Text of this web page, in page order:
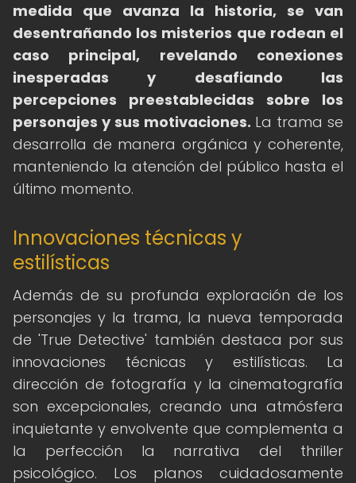
medida que avanza la historia, se van
desentrañando los misterios que rodean el
caso principal, revelando conexiones
inesperadas y desafiando las
percepciones preestablecidas sobre los
personajes y sus motivaciones. La trama se
desarrolla de manera orgánica y coherente,
manteniendo la atención del público hasta el
último momento.
Innovaciones técnicas y
estilísticas
Además de su profunda exploración de los
personajes y la trama, la nueva temporada
de 'True Detective' también destaca por sus
innovaciones técnicas y estilísticas. La
dirección de fotografía y la cinematografía
son excepcionales, creando una atmósfera
inquietante y envolvente que complementa a
la perfección la narrativa del thriller
psicológico. Los planos cuidadosamente